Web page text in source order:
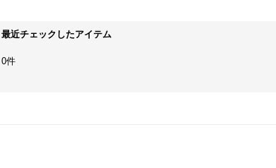
最近チェックしたアイテム
0件